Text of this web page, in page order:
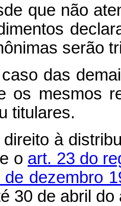
não
serão
das demais
os mesmos
titulares.
direito à
o art. 23 do
dezembro
30 de abril